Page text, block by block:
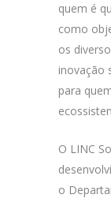
quem é
como
os
inovação
para
O LINC
o